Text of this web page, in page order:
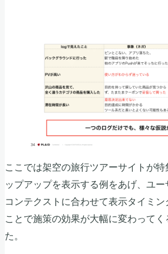
ここでは架空の旅行ツアーサイトが
ップアップを表示する例をあげ、ユ
コンテクストに合わせて表示タイミ
ことで施策の効果が大幅に変わって
た。